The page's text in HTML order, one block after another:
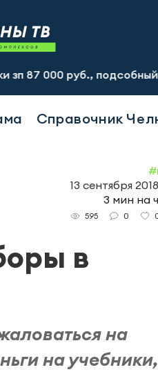
руб., подсобный рабочий
Справочник
13 сентября
3 мин на
595 0
в
на
на учебники,